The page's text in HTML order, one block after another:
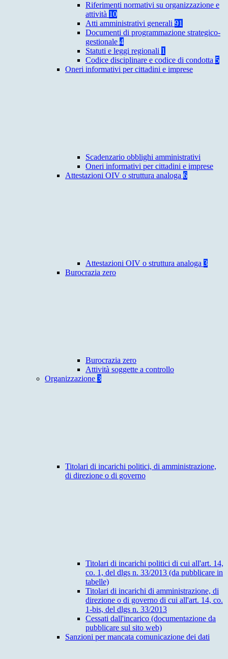
Riferimenti normativi su organizzazione e
attività 10
Atti amministrativi generali 91
Documenti di programmazione strategico-
gestionale 4
Statuti e leggi regionali 1
Codice disciplinare e codice di condotta 5
Oneri informativi per cittadini e imprese
Scadenzario obblighi amministrativi
Oneri informativi per cittadini e imprese
Attestazioni OIV o struttura analoga 6
Attestazioni OIV o struttura analoga 3
Burocrazia zero
Burocrazia zero
Attività soggette a controllo
Organizzazione 3
Titolari di incarichi politici, di amministrazione,
di direzione o di governo
Titolari di incarichi politici di cui all'art. 14,
co. 1, del dlgs n. 33/2013 (da pubblicare in
tabelle)
Titolari di incarichi di amministrazione, di
direzione o di governo di cui all'art. 14, co.
1-bis, del dlgs n. 33/2013
Cessati dall'incarico (documentazione da
pubblicare sul sito web)
Sanzioni per mancata comunicazione dei dati